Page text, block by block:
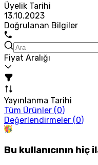
Üyelik Tarihi
13.10.2023
Doğrulanan Bilgiler
Fiyat Aralığı
Yayınlanma Tarihi
Tüm Ürünler (0)
Değerlendirmeler (0)
Bu kullanıcının hiç